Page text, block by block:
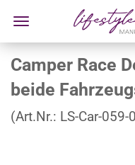
Camper Race
beide
(Art.Nr.: LS-Car-059-